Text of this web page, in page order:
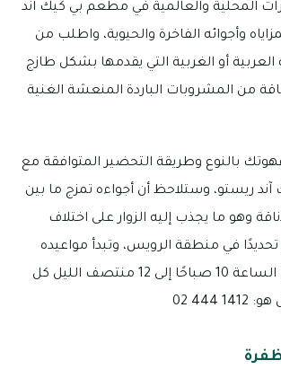
المحلية والعالمية في مطعم بي كيك آند
وأجوائه الفاخرة والحيوية، واطلب من
العربية أو الغربية التي يقدمها بشكل طازج
من المشروبات الباردة المنعشة الغنية
بالنوع وطريقة التحضير المتوافقة مع
ريستو، وستلاحظ أن أجواءه تمزج ما بين
وهو ما يجذب إليه الزوار على اختلاف
تحديدًا في منطقة الرويس، وتبدأ مواعيده
المتاحة للزيارة من الساعة 10 صباحًا إلى 12 منتصف الليل كل
444 02